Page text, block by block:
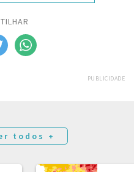
PUBLICIDADE
todos +